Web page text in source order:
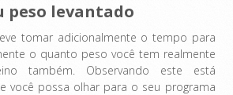
peso levantado
tomar adicionalmente o tempo para
o quanto peso você tem realmente
também. Observando este está
você possa olhar para o seu programa